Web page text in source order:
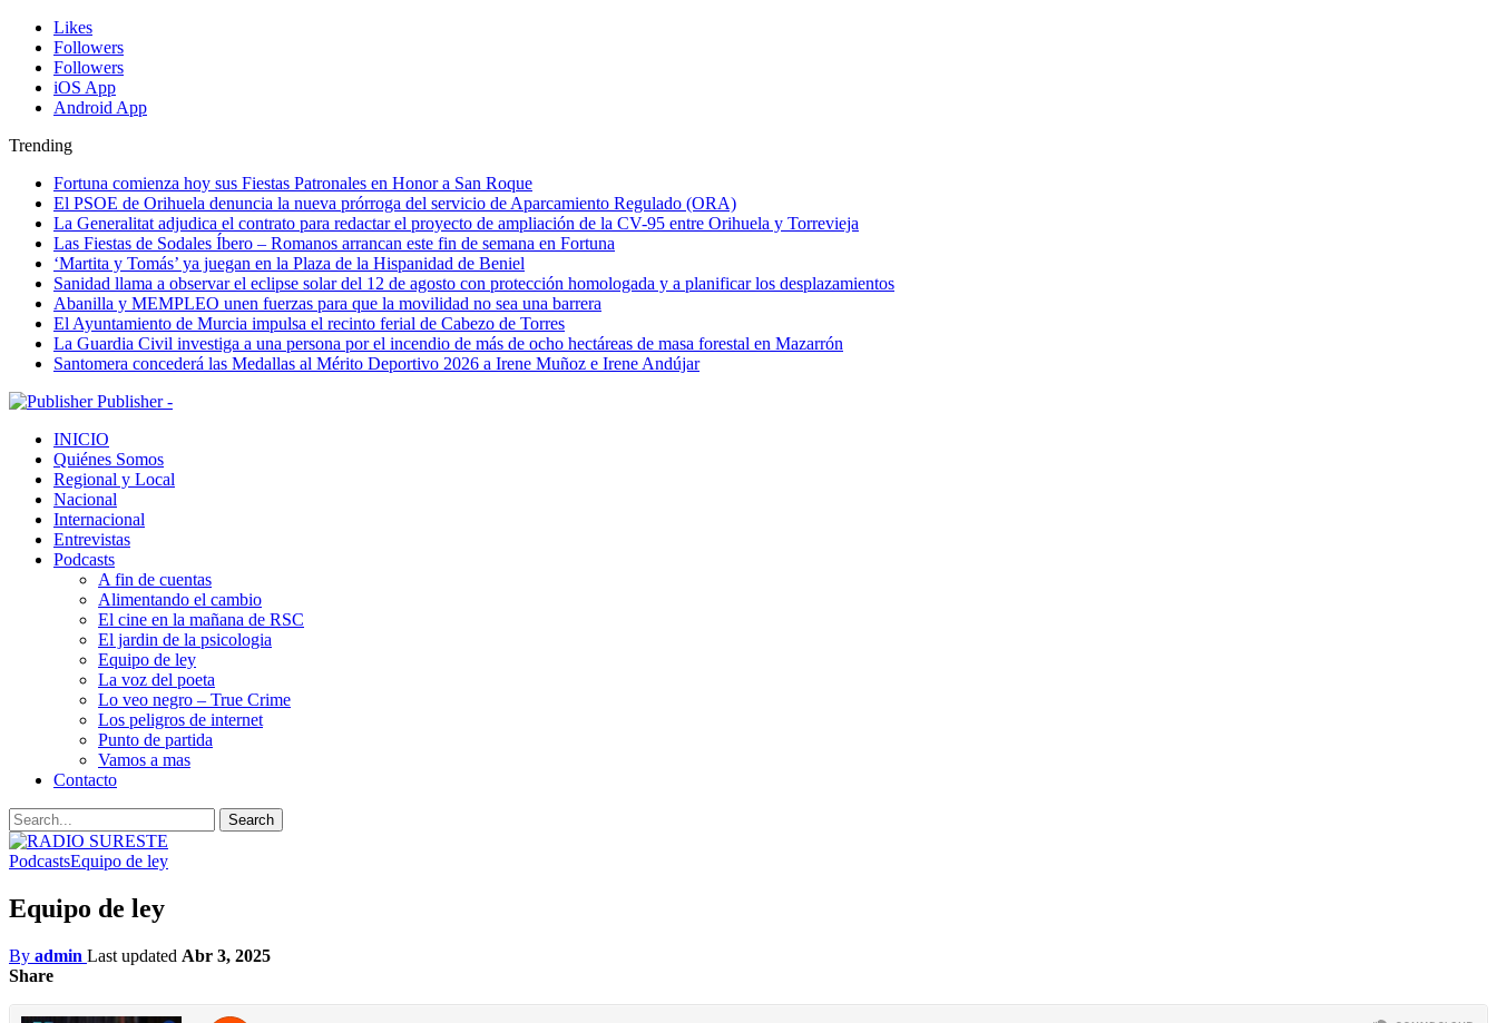
Likes
Followers
Followers
iOS App
Android App
Trending
Fortuna comienza hoy sus Fiestas Patronales en Honor a San Roque
El PSOE de Orihuela denuncia la nueva prórroga del servicio de Aparcamiento Regulado (ORA)
La Generalitat adjudica el contrato para redactar el proyecto de ampliación de la CV-95 entre Orihuela y Torrevieja
Las Fiestas de Sodales Íbero – Romanos arrancan este fin de semana en Fortuna
‘Martita y Tomás’ ya juegan en la Plaza de la Hispanidad de Beniel
Sanidad llama a observar el eclipse solar del 12 de agosto con protección homologada y a planificar los desplazamientos
Abanilla y MEMPLEO unen fuerzas para que la movilidad no sea una barrera
El Ayuntamiento de Murcia impulsa el recinto ferial de Cabezo de Torres
La Guardia Civil investiga a una persona por el incendio de más de ocho hectáreas de masa forestal en Mazarrón
Santomera concederá las Medallas al Mérito Deportivo 2026 a Irene Muñoz e Irene Andújar
Publisher -
INICIO
Quiénes Somos
Regional y Local
Nacional
Internacional
Entrevistas
Podcasts
A fin de cuentas
Alimentando el cambio
El cine en la mañana de RSC
El jardin de la psicologia
Equipo de ley
La voz del poeta
Lo veo negro – True Crime
Los peligros de internet
Punto de partida
Vamos a mas
Contacto
PodcastsEquipo de ley
Equipo de ley
By admin Last updated Abr 3, 2025
Share